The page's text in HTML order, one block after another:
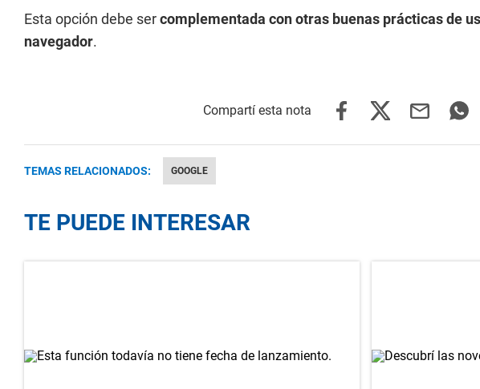
Esta opción debe sercomplementada con otras buenas prácticas de
navegador.
TEMAS RELACIONADOS: GOOGLE
TE PUEDE INTERESAR